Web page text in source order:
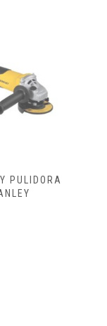
DE LLAVE